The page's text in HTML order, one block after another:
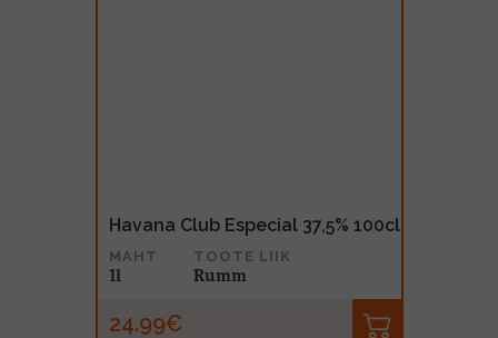
Havana Club Especial 37,5% 100cl
MAHT
1l
TOOTE LIIK
Rumm
24.99€